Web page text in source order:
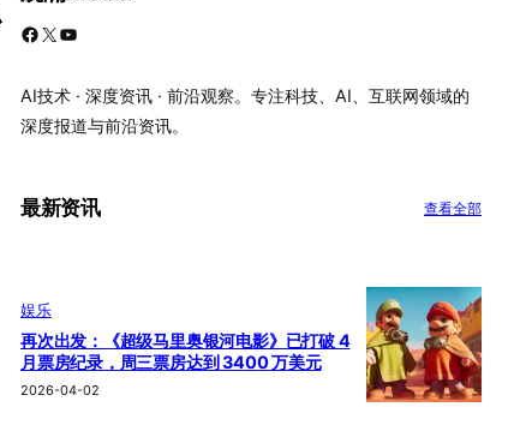
Facebook X YouTube
AI技术 · 深度资讯 · 前沿观察。专注科技、AI、互联网领域的
深度报道与前沿资讯。
最新资讯 查看全部
娱乐
再次出发：《超级马里奥银河电影》已打破 4
月票房纪录，周三票房达到 3400 万美元
2026-04-02